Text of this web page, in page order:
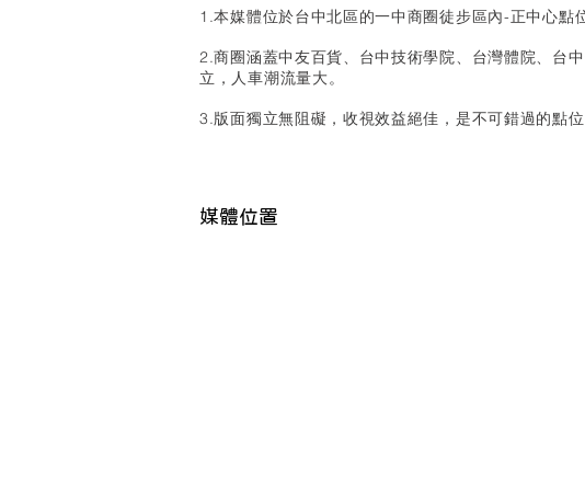
1.本媒體位於台中北區的一中商圈徒步區內-正中心點
2.商圈涵蓋中友百貨、台中技術學院、台灣體院、台
立，人車潮流量大。
3.版面獨立無阻礙，收視效益絕佳，是不可錯過的點位
媒體位置